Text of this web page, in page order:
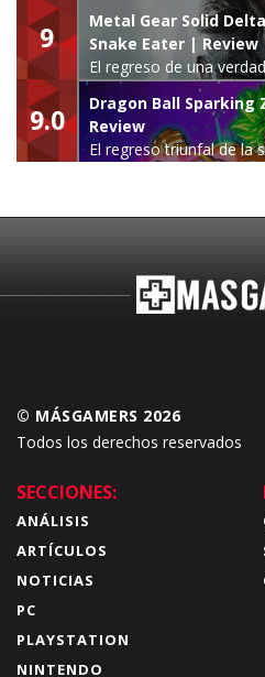
9
Metal Gear Solid
Snake Eater | Review
El regreso de una
leyenda
9.0
Dragon Ball Sparking
Review
El regreso triunfal de la
© MÁSGAMERS 2026
Todos los derechos reservados
SECCIONES:
ANÁLISIS
ARTÍCULOS
NOTICIAS
PC
PLAYSTATION
NINTENDO